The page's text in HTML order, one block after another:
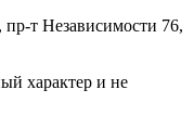
т Независимости 76,
характер и не